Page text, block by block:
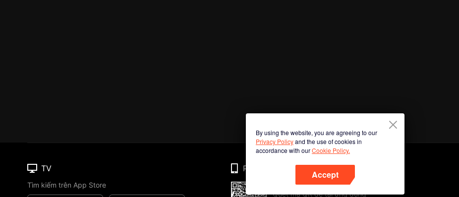
By using the website, you are agreeing to our
Privacy Policyand the use of cookies in
accordance with ourCookie Policy.
Accept
TV
Tìm kiếm trên App Store
Phone
Quét mã QR để tải ứng dụng